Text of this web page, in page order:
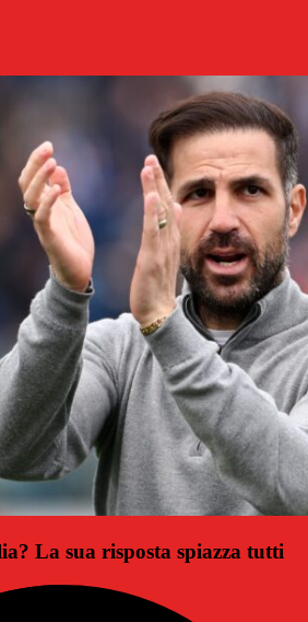
La sua risposta spiazza tutti